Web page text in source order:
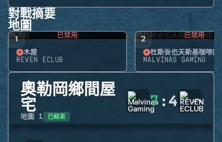
對戰摘要
地圖
1 已禁用
木屋
REVEN ECLUB
2 已禁用
杜斯妥也夫斯基咖啡館
MALVINAS GAMING
奧勒岡鄉間屋
宅
地圖 1 已結束
7 : 4